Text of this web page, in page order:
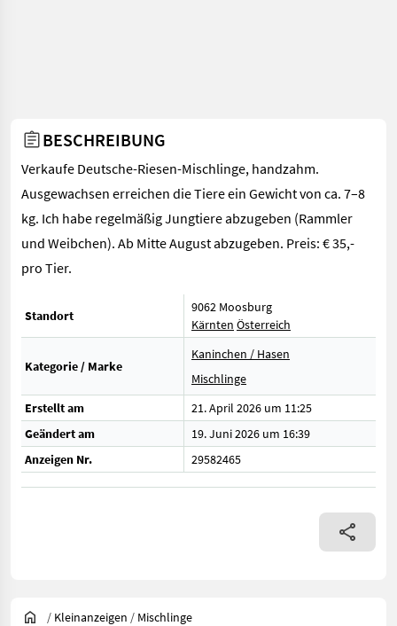
BESCHREIBUNG
Verkaufe Deutsche-Riesen-Mischlinge, handzahm.
Ausgewachsen erreichen die Tiere ein Gewicht von ca. 7–8
kg. Ich habe regelmäßig Jungtiere abzugeben (Rammler
und Weibchen). Ab Mitte August abzugeben. Preis: € 35,-
pro Tier.
Standort
9062 Moosburg
Kärnten Österreich
Kategorie / Marke
Kaninchen / Hasen
Mischlinge
Erstellt am
21. April 2026 um 11:25
Geändert am
19. Juni 2026 um 16:39
Anzeigen Nr.
29582465
/ Kleinanzeigen / Mischlinge